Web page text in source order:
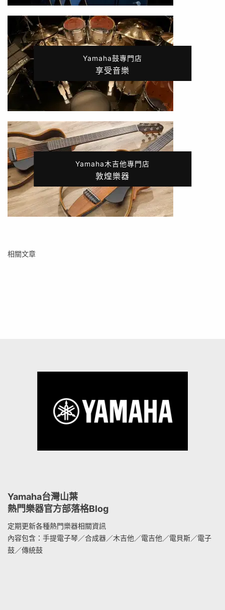
Yamaha鼓專門店
享受音樂
Yamaha木吉他專門店
敦煌樂器
相關文章
Yamaha台灣山葉
熱門樂器官方部落格Blog
定期更新各種熱門樂器相關資訊
內容包含：手提電子琴／合成器／木吉他／電吉他／電貝斯／電子
鼓／傳統鼓